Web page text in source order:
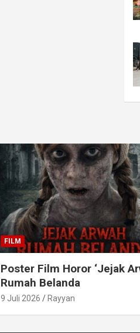
FILM
Poster Film Horor ‘Jejak
Rumah Belanda
9 Juli 2026 Rayyan